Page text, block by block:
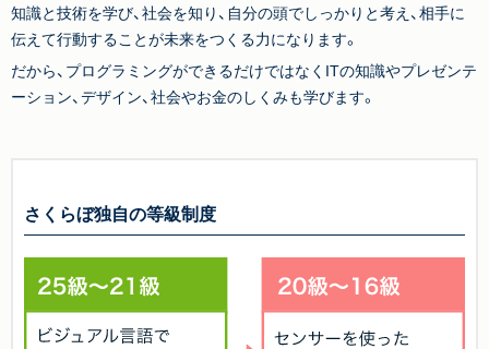
知識と技術を学び、社会を知り、自分の頭でしっかりと考え、相手に
伝えて行動することが未来をつくる力になります。
だから、プログラミングができるだけではなくITの知識やプレゼンテ
ーション、デザイン、社会やお金のしくみも学びます。
さくらぼ独自の等級制度